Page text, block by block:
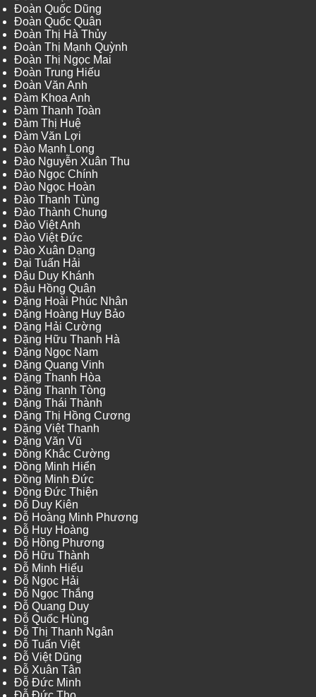
Đoàn Quốc Dũng
Đoàn Quốc Quân
Đoàn Thị Hà Thủy
Đoàn Thị Mạnh Quỳnh
Đoàn Thị Ngọc Mai
Đoàn Trung Hiếu
Đoàn Văn Anh
Đàm Khoa Anh
Đàm Thanh Toàn
Đàm Thị Huệ
Đàm Văn Lợi
Đào Mạnh Long
Đào Nguyễn Xuân Thu
Đào Ngọc Chính
Đào Ngọc Hoàn
Đào Thanh Tùng
Đào Thành Chung
Đào Việt Anh
Đào Việt Đức
Đào Xuân Dạng
Đại Tuấn Hải
Đậu Duy Khánh
Đậu Hồng Quân
Đặng Hoài Phúc Nhân
Đặng Hoàng Huy Bảo
Đặng Hải Cường
Đặng Hữu Thanh Hà
Đặng Ngọc Nam
Đặng Quang Vinh
Đặng Thanh Hòa
Đặng Thanh Tòng
Đặng Thái Thành
Đặng Thị Hồng Cương
Đặng Việt Thanh
Đặng Văn Vũ
Đồng Khắc Cường
Đồng Minh Hiển
Đồng Minh Đức
Đồng Đức Thiện
Đỗ Duy Kiên
Đỗ Hoàng Minh Phương
Đỗ Huy Hoàng
Đỗ Hồng Phương
Đỗ Hữu Thành
Đỗ Minh Hiếu
Đỗ Ngọc Hải
Đỗ Ngọc Thắng
Đỗ Quang Duy
Đỗ Quốc Hùng
Đỗ Thị Thanh Ngân
Đỗ Tuấn Việt
Đỗ Việt Dũng
Đỗ Xuân Tân
Đỗ Đức Minh